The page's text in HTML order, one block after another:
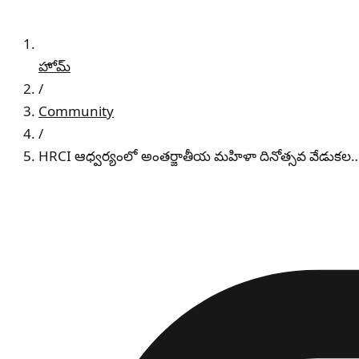
హోమ్
/
Community
/
HRCI ఆధ్వర్యంలో అంతర్జాతీయ మహిళా దినోత్సవ